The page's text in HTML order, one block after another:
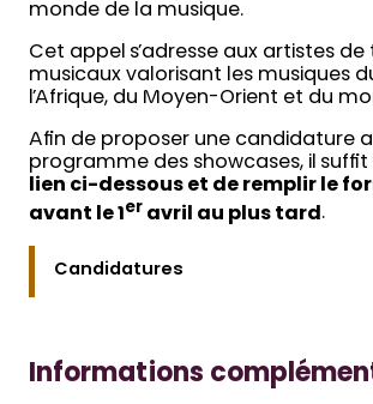
monde de la musique.
Cet appel s’adresse aux artistes de
musicaux valorisant les musiques
l’Afrique, du Moyen-Orient et du
Afin de proposer une candidature
programme des showcases, il suffit
lien ci-dessous et de remplir le
avant le 1er avril au plus tard .
Candidatures
Informations